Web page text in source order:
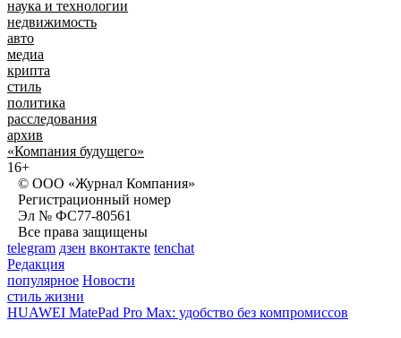
наука и технологии
недвижимость
авто
медиа
крипта
стиль
политика
расследования
архив
«Компания будущего»
16+
© ООО «Журнал Компания»
Регистрационный номер
Эл № ФС77-80561
Все права защищены
telegram дзен вконтакте tenchat
Редакция
популярное Новости
стиль жизни
HUAWEI MatePad Pro Max: удобство без компромиссов